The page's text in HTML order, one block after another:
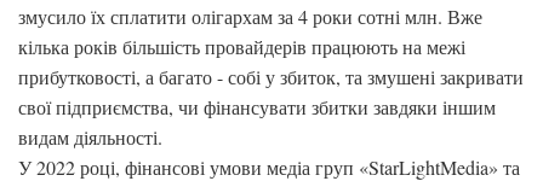
змусило їх сплатити олігархам за 4 роки сотні млн. Вже
кілька років більшість провайдерів працюють на межі
прибутковості, а багато - собі у збиток, та змушені закривати
свої підприємства, чи фінансувати збитки завдяки іншим
видам діяльності.
У 2022 році, фінансові умови медіа груп «StarLightMedia» та